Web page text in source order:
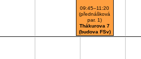
09:45–11:20
(přednášková
par. 1)
Thákurova 7
(budova FSv)
Cs164